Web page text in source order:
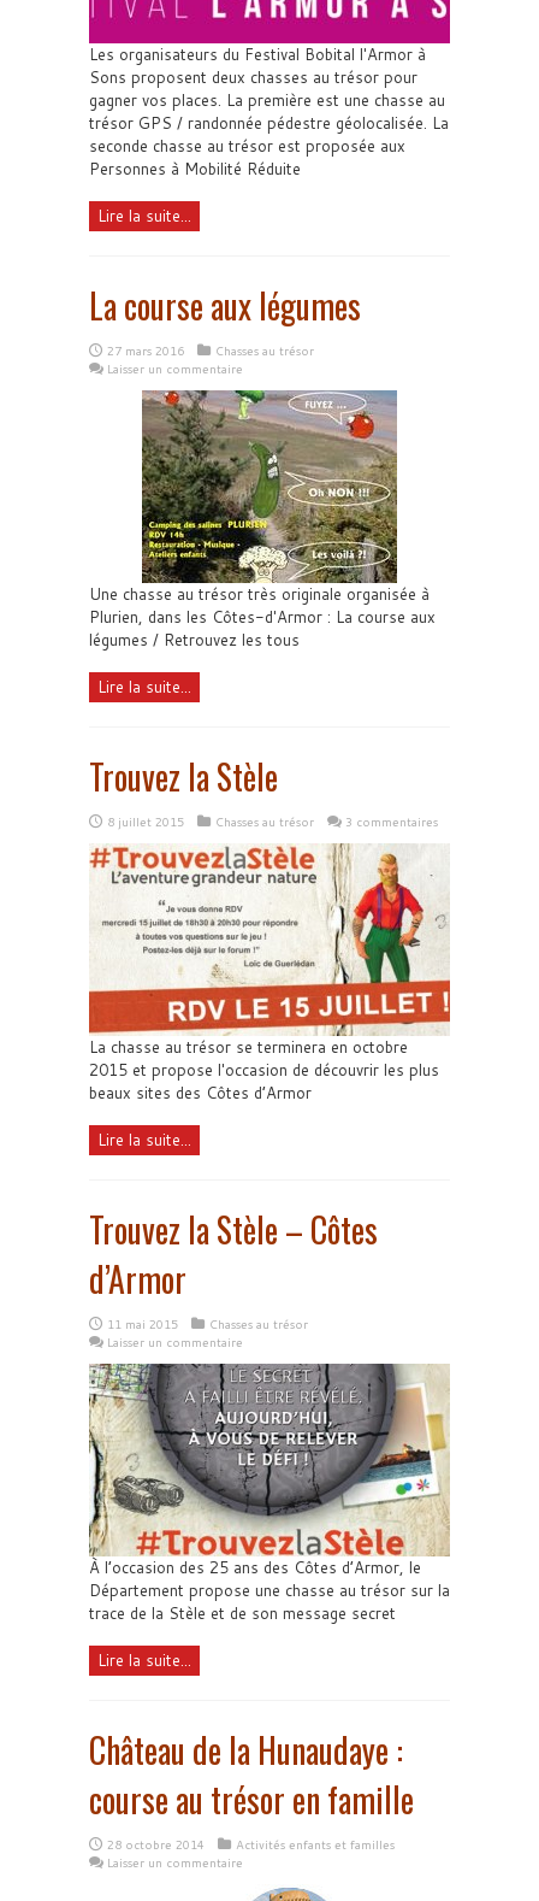
Les organisateurs du Festival Bobital l'Armor à
Sons proposent deux chasses au trésor pour
gagner vos places. La première est une chasse au
trésor GPS / randonnée pédestre géolocalisée. La
seconde chasse au trésor est proposée aux
Personnes à Mobilité Réduite
Lire la suite...
La course aux légumes
27 mars 2016
Chasses au trésor
Laisser un commentaire
Une chasse au trésor très originale organisée à
Plurien, dans les Côtes-d'Armor : La course aux
légumes / Retrouvez les tous
Lire la suite...
Trouvez la Stèle
8 juillet 2015 Chasses au trésor 3 commentaires
La chasse au trésor se terminera en octobre
2015 et propose l'occasion de découvrir les plus
beaux sites des Côtes d’Armor
Lire la suite...
Trouvez la Stèle – Côtes
d’Armor
11 mai 2015
Chasses au trésor
Laisser un commentaire
À l’occasion des 25 ans des Côtes d’Armor, le
Département propose une chasse au trésor sur la
trace de la Stèle et de son message secret
Lire la suite...
Château de la Hunaudaye :
course au trésor en famille
28 octobre 2014
Activités enfants et familles
Laisser un commentaire